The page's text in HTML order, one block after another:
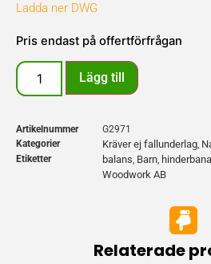
Ladda ner DWG
Pris endast på offertförfrågan
Lägg till
Artikelnummer
G2971
Kategorier
Kräver ej fallunderlag,
Etiketter balans, Barn, hinderbana
Woodwork AB
Relaterade